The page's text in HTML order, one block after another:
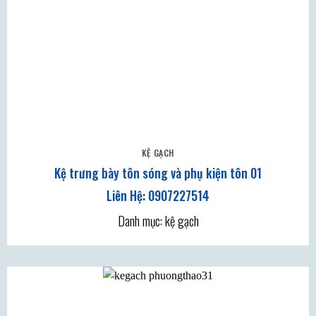
KỆ GẠCH
Kệ trưng bày tôn sóng và phụ kiện tôn 01
Danh mục: kệ gạch